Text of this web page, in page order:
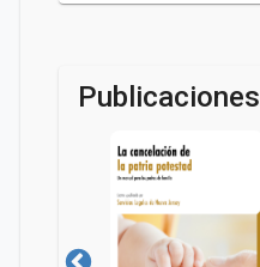
Publicaciones